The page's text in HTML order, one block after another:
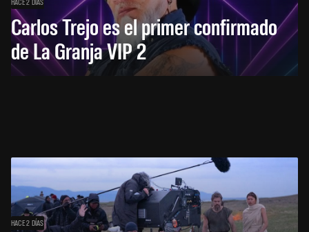
Carlos Trejo es el primer confirmado
de La Granja VIP 2
HACE 2 DÍAS